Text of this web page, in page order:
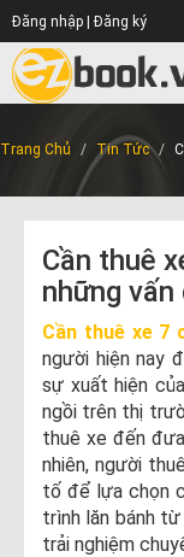
Đăng nhập | Đăng ký
Trang Chủ Tin Tức
Cần thuê
những vấn
Cần thuê xe 7
người hiện nay
sự xuất hiện
ngồi trên thị
thuê xe đến
nhiên, người
tố để lựa chọn
trình lăn bánh
trải nghiệm